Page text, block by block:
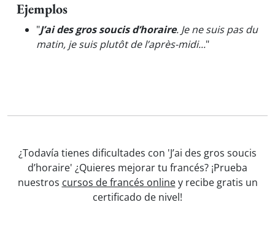
Ejemplos
"J’ai des gros soucis d’horaire. Je ne suis pas du
matin, je suis plutôt de l’après-midi..."
¿Todavía tienes dificultades con 'J’ai des gros soucis
d’horaire' ¿Quieres mejorar tu francés? ¡Prueba
nuestros cursos de francés onliney recibe gratis un
certificado de nivel!